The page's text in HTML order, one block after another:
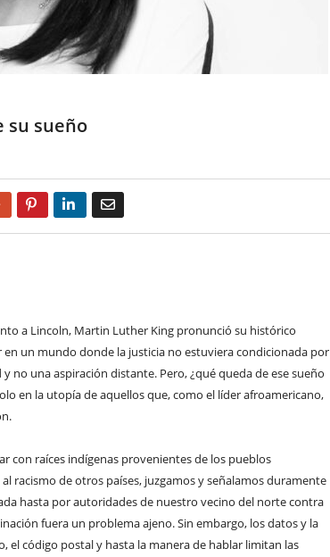
su sueño
Google+ Pinterest LinkedIn
a Lincoln, Martin Luther King pronunció su histórico
un mundo donde la justicia no estuviera condicionada por
no una aspiración distante. Pero, ¿qué queda de ese sueño
en la utopía de aquellos que, como el líder afroamericano,
con raíces indígenas provenientes de los pueblos
racismo de otros países, juzgamos y señalamos duramente
hasta por autoridades de nuestro vecino del norte contra
fuera un problema ajeno. Sin embargo, los datos y la
el código postal y hasta la manera de hablar limitan las